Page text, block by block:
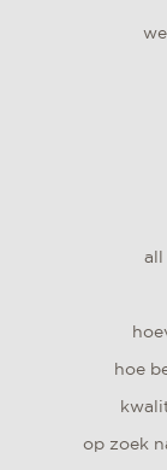
all
hoe
op zoek